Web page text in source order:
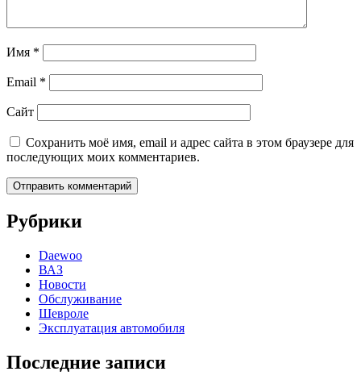
Имя *
Email *
Сайт
Сохранить моё имя, email и адрес сайта в этом браузере для
последующих моих комментариев.
Рубрики
Daewoo
ВАЗ
Новости
Обслуживание
Шевроле
Эксплуатация автомобиля
Последние записи